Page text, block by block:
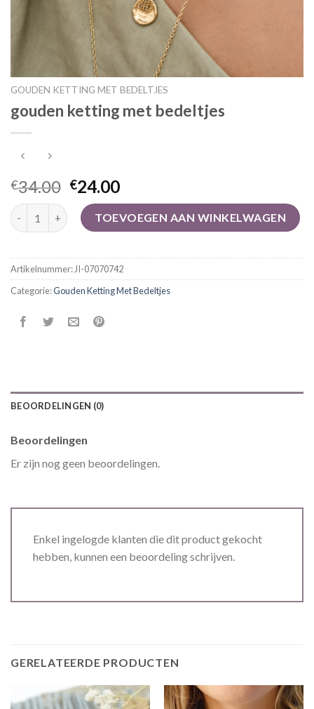
GOUDEN KETTING MET BEDELTJES
gouden ketting met bedeltjes
€34.00 €24.00
gouden ketting met bedeltjes aantal
TOEVOEGEN AAN WINKELWAGEN
Artikelnummer:JI-07070742
Categorie:Gouden Ketting Met Bedeltjes
BEOORDELINGEN (0)
Beoordelingen
Er zijn nog geen beoordelingen.
Enkel ingelogde klanten die dit product gekocht
hebben, kunnen een beoordeling schrijven.
GERELATEERDE PRODUCTEN